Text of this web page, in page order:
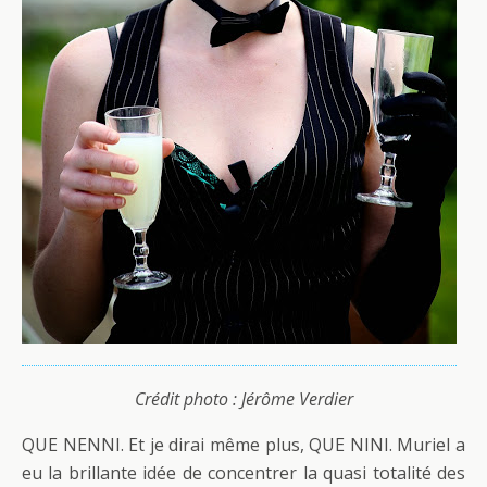
Crédit photo : Jérôme Verdier
QUE NENNI. Et je dirai même plus, QUE NINI. Muriel a
eu la brillante idée de concentrer la quasi totalité des